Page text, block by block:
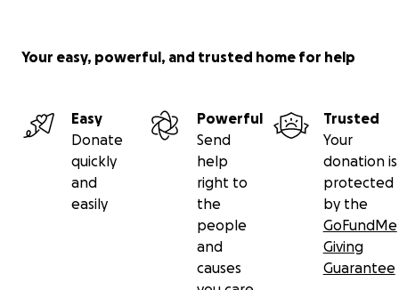
Your easy, powerful, and trusted home for help
Easy
Donate
quickly
and
easily
Powerful
Send
help
right to
the
people
and
causes
Trusted
Your
donation is
protected
by the
GoFundMe
Giving
Guarantee